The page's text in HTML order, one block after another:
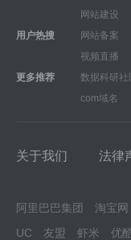
网站建设
用户热搜
网站备案
视频直播
更多推荐
数据科研社
com域名
关于我们 法律
阿里巴巴集团 淘宝网
UC
友盟 虾米 优